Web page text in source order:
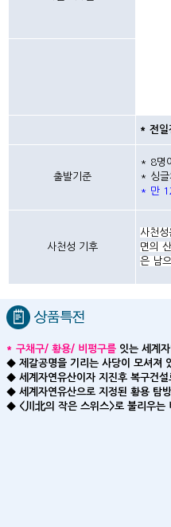
* 전일
출발기준
* 8명
* 싱글
* 만
사천성 기후
사천
면의
은 남
* 구채구/ 황용/ 비펑구를 잇는 세계
◆ 제갈공명을 기리는 사당이 모셔져
◆ 세계자연유산이자 지진후 복구건
◆ 세계자연유산으로 지정된 황용 탐방
◆ <川北의 작은 스위스>로 불리우는